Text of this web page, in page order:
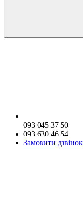
093 045 37 50
093 630 46 54
Замовити дзвінок